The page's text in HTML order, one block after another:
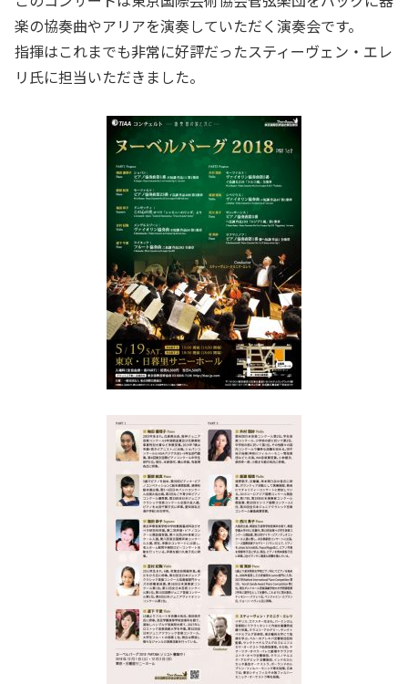
楽の協奏曲やアリアを演奏していただく演奏会です。
指揮はこれまでも非常に好評だったスティーヴェン・エレ
リ氏に担当いただきました。